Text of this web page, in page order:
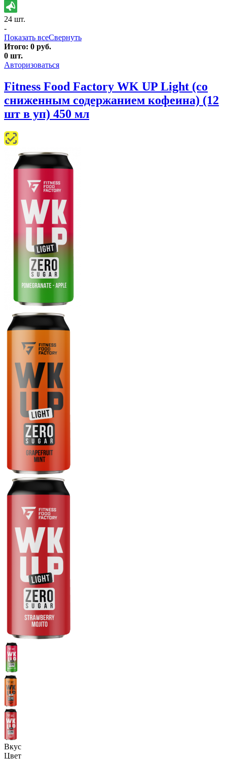
24 шт.
-
Показать всеСвернуть
Итого: 0 руб.
0 шт.
Авторизоваться
Fitness Food Factory WK UP Light (со
сниженным содержанием кофеина) (12
шт в уп) 450 мл
Вкус
Цвет